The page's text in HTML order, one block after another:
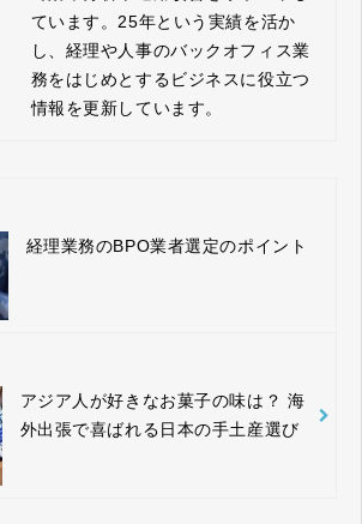
ています。25年という実績を活か
し、経理や人事のバックオフィス業
務をはじめとするビジネスに役立つ
情報を更新しています。
経理業務のBPO業者選定のポイント
アジア人が好きなお菓子の味は？ 海
外出張で喜ばれる日本の手土産選び